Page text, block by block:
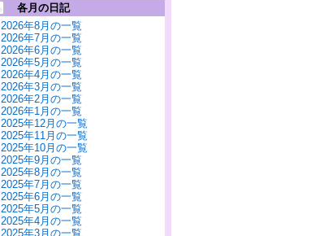
各月の日記
2026年8月の一覧
2026年7月の一覧
2026年6月の一覧
2026年5月の一覧
2026年4月の一覧
2026年3月の一覧
2026年2月の一覧
2026年1月の一覧
2025年12月の一覧
2025年11月の一覧
2025年10月の一覧
2025年9月の一覧
2025年8月の一覧
2025年7月の一覧
2025年6月の一覧
2025年5月の一覧
2025年4月の一覧
2025年3月の一覧